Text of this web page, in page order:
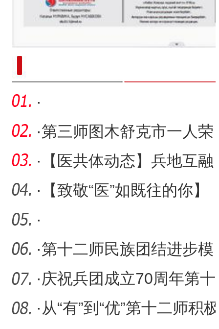
·
·第三师图木舒克市一人荣
获全国水利宣传先进个人
殊
·
【医共体动态】兵地互融
送健康 惠民义诊暖人心
·
【致敬“医”如既往的你】
记第一师医院影像中心主
·
·第十二师民族团结进步模
范巡回宣讲活动小记
·庆祝兵团成立70周年第十
二师高质量发展成就巡礼·
· 从“有”到“优”第十二师积极